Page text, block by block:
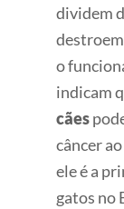
dividem
o
indicam
cães
câncer
ele é a
gatos no